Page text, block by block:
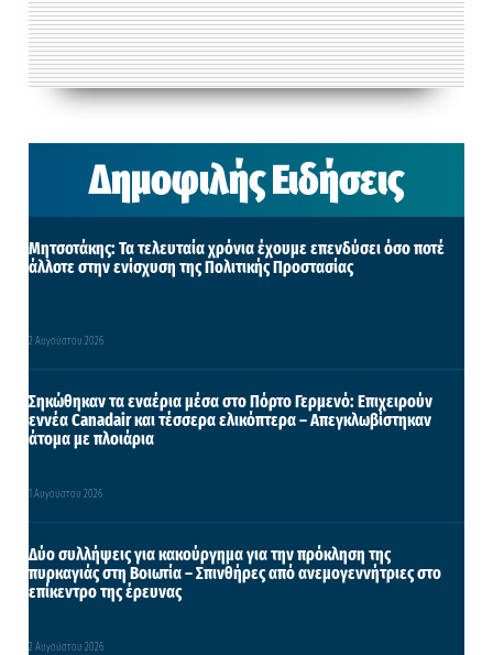
Δημοφιλής Ειδήσεις
Μητσοτάκης: Τα τελευταία χρόνια έχουμε επενδύσει όσο ποτέ
άλλοτε στην ενίσχυση της Πολιτικής Προστασίας
2 Αυγούστου 2026
Σηκώθηκαν τα εναέρια μέσα στο Πόρτο Γερμενό: Επιχειρούν
εννέα Canadair και τέσσερα ελικόπτερα – Απεγκλωβίστηκαν
άτομα με πλοιάρια
1 Αυγούστου 2026
Δύο συλλήψεις για κακούργημα για την πρόκληση της
πυρκαγιάς στη Βοιωτία – Σπινθήρες από ανεμογεννήτριες στο
επίκεντρο της έρευνας
2 Αυγούστου 2026